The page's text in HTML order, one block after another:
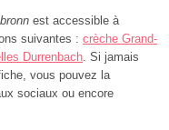
est accessible à
suivantes : crèche Grand-
Durrenbach. Si jamais
vous pouvez la
sociaux ou encore